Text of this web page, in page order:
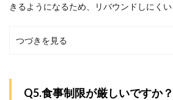
きるようになるため、リバウンドしにくい
つづきを見る
Q5.食事制限が厳しいですか？